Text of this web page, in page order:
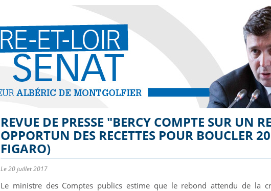
REVUE DE PRESSE "BERCY COMPTE SUR UN
OPPORTUN DES RECETTES POUR BOUCLER
FIGARO)
Le 20 juillet 2017
Le ministre des Comptes publics estime que le rebond attendu de la